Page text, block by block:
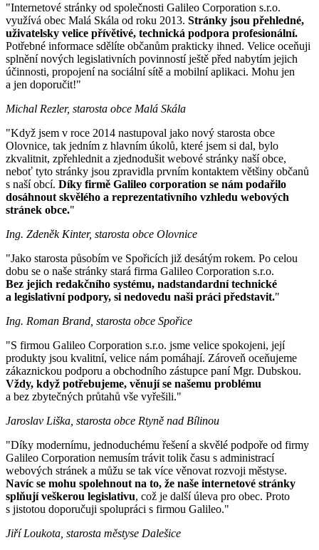
"Internetové stránky od společnosti Galileo Corporation s.r.o.
využívá obec Malá Skála od roku 2013. Stránky jsou přehledné,
uživatelsky velice přívětivé, technická podpora profesionální.
Potřebné informace sdělíte občanům prakticky ihned. Velice oceňuji
splnění nových legislativních povinností ještě před nabytím jejich
účinnosti, propojení na sociální sítě a mobilní aplikaci. Mohu jen
a jen doporučit!"
Michal Rezler, starosta obce Malá Skála
"Když jsem v roce 2014 nastupoval jako nový starosta obce
Olovnice, tak jedním z hlavním úkolů, které jsem si dal, bylo
zkvalitnit, zpřehlednit a zjednodušit webové stránky naší obce,
neboť tyto stránky jsou zpravidla prvním kontaktem většiny občanů
s naší obcí. Díky firmě Galileo corporation se nám podařilo
dosáhnout skvělého a reprezentativního vzhledu webových
stránek obce."
Ing. Zdeněk Kinter, starosta obce Olovnice
"Jako starosta působím ve Spořicích již desátým rokem. Po celou
dobu se o naše stránky stará firma Galileo Corporation s.r.o.
Bez jejich redakčního systému, nadstandardní technické
a legislativní podpory, si nedovedu naši práci představit."
Ing. Roman Brand, starosta obce Spořice
"S firmou Galileo Corporation s.r.o. jsme velice spokojeni, její
produkty jsou kvalitní, velice nám pomáhají. Zároveň oceňujeme
zákaznickou podporu a obchodního zástupce paní Mgr. Dubskou.
Vždy, když potřebujeme, věnují se našemu problému
a bez zbytečných průtahů vše vyřešili."
Jaroslav Liška, starosta obce Rtyně nad Bílinou
"Díky modernímu, jednoduchému řešení a skvělé podpoře od firmy
Galileo Corporation nemusím trávit tolik času s administrací
webových stránek a můžu se tak více věnovat rozvoji městyse.
Navíc se mohu spolehnout na to, že naše internetové stránky
splňují veškerou legislativu, což je další úleva pro obec. Proto
s jistotou doporučuji spolupráci s firmou Galileo."
Jiří Loukota, starosta městyse Dalešice